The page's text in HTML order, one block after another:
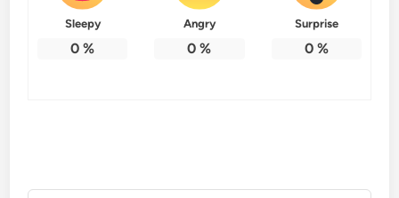
Sleepy
0 %
Angry
0 %
Surprise
0%